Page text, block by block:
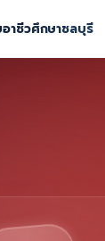
าชีวศึกษาชลบุรี